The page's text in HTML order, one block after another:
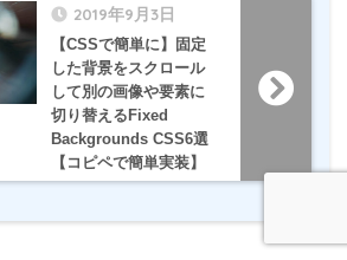
2019年9月3日
【CSSで簡単に】固定
した背景をスクロール
して別の画像や要素に
切り替えるFixed
Backgrounds CSS6選
【コピペで簡単実装】